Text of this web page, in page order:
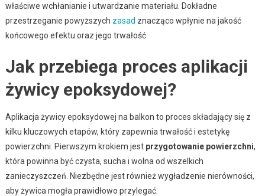
właściwe wchłanianie i utwardzanie materiału. Dokładne
przestrzeganie powyższych zasad znacząco wpłynie na jakość
końcowego efektu oraz jego trwałość.
Jak przebiega proces aplikacji
żywicy epoksydowej?
Aplikacja żywicy epoksydowej na balkon to proces składający się z
kilku kluczowych etapów, który zapewnia trwałość i estetykę
powierzchni. Pierwszym krokiem jest przygotowanie powierzchni,
która powinna być czysta, sucha i wolna od wszelkich
zanieczyszczeń. Niezbędne jest również wygładzenie nierówności,
aby żywica mogła prawidłowo przylegać.